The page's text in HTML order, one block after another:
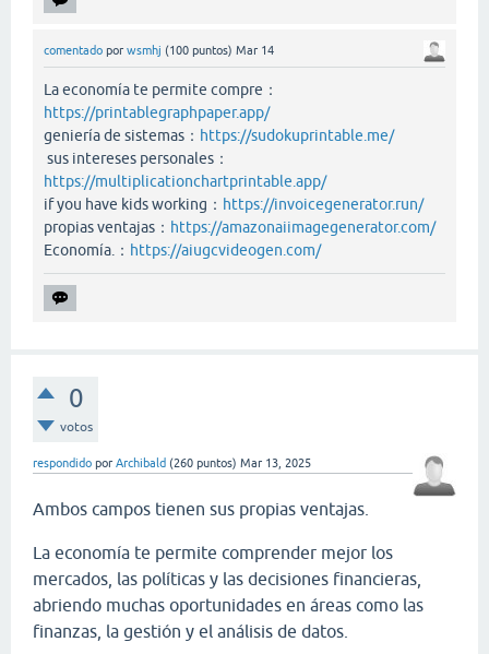
comentado por wsmhj (100 puntos) Mar 14
La economía te permite compre：
https://printablegraphpaper.app/
geniería de sistemas： https://sudokuprintable.me/
sus intereses personales：
https://multiplicationchartprintable.app/
if you have kids working： https://invoicegenerator.run/
propias ventajas： https://amazonaiimagegenerator.com/
Economía.： https://aiugcvideogen.com/
0
votos
respondido por Archibald (260 puntos) Mar 13, 2025
Ambos campos tienen sus propias ventajas.
La economía te permite comprender mejor los
mercados, las políticas y las decisiones financieras,
abriendo muchas oportunidades en áreas como las
finanzas, la gestión y el análisis de datos.